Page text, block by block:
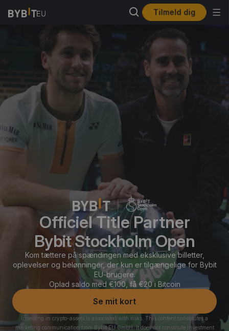
Tilmeld dig
Officiel Title Partner
Bybit Stockholm Open
Kom tættere på spændingen med eksklusive billetter,
oplevelser og belønninger, der kun er tilgængelige for Bybit
EU-brugere.
Oplad saldo med €100, få €20 i Bitcoin
Se mit kort
Investing in crypto-assets is associated with risks. This content constitutes a
marketing communication from Bybit EU GmbH. It does not constitute investment